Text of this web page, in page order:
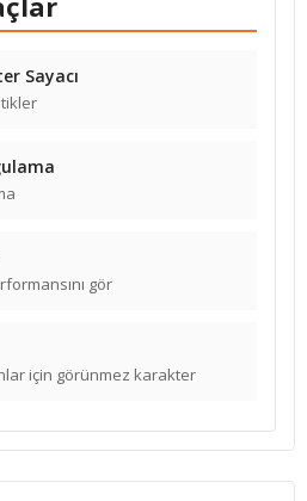
Sayacı
gör
için görünmez karakter